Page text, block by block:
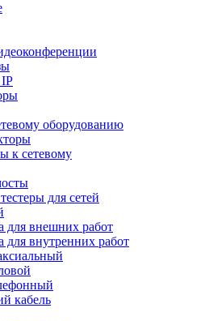
оборудованию
к сетевому
для сетей
для внешних работ
для внутренних работ
кабель